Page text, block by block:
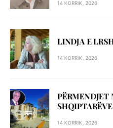
14 KORRIK, 2026
LINDJA E
14 KORRIK, 2026
PËRMENDJET
14 KORRIK, 2026